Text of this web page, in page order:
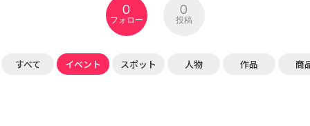
0
フォロー
0
投稿
すべて イベント スポット 人物 作品 商